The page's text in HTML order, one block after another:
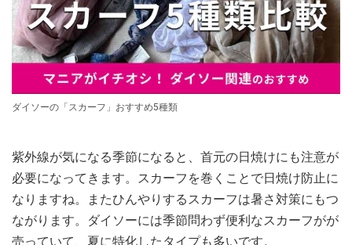
ダイソーの「スカーフ」おすすめ5種類
紫外線が気になる季節になると、首元の日焼けにも注意が
必要になってきます。スカーフを巻くことで日焼け防止に
なりますね。またひんやりするスカーフは暑さ対策にもつ
ながります。ダイソーには季節問わず便利なスカーフがが
売っていて、夏に特化したタイプも多いです。